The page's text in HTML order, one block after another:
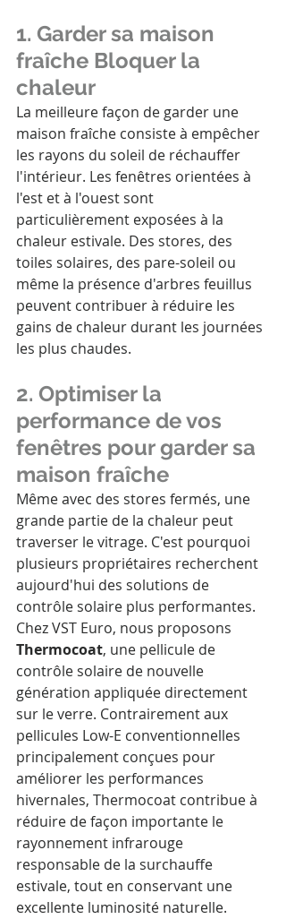
1. Garder sa maison
fraîche Bloquer la
chaleur
La meilleure façon de garder une
maison fraîche consiste à empêcher
les rayons du soleil de réchauffer
l'intérieur. Les fenêtres orientées à
l'est et à l'ouest sont
particulièrement exposées à la
chaleur estivale. Des stores, des
toiles solaires, des pare-soleil ou
même la présence d'arbres feuillus
peuvent contribuer à réduire les
gains de chaleur durant les journées
les plus chaudes.
2. Optimiser la
performance de vos
fenêtres pour garder sa
maison fraîche
Même avec des stores fermés, une
grande partie de la chaleur peut
traverser le vitrage. C'est pourquoi
plusieurs propriétaires recherchent
aujourd'hui des solutions de
contrôle solaire plus performantes.
Chez VST Euro, nous proposons
Thermocoat, une pellicule de
contrôle solaire de nouvelle
génération appliquée directement
sur le verre. Contrairement aux
pellicules Low-E conventionnelles
principalement conçues pour
améliorer les performances
hivernales, Thermocoat contribue à
réduire de façon importante le
rayonnement infrarouge
responsable de la surchauffe
estivale, tout en conservant une
excellente luminosité naturelle.